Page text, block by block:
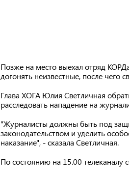
Позже на место выехал отряд
догонять неизвестные, после чего
Глава ХОГА Юлия Светличная
расследовать нападение на
"Журналисты должны быть под
законодательством и уделить
наказание", - сказала Светличная.
По состоянию на 15.00